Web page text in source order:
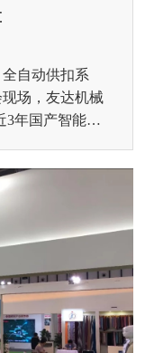
自动供扣系
场，友达机械
3年国产智能缝